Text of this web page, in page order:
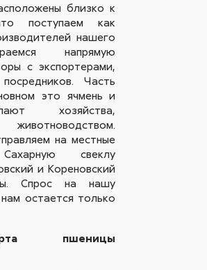
близко к
поступаем как
нашего
напрямую
с экспортерами,
Часть
это ячмень и
хозяйства,
на местные
свеклу
и Кореновский
Спрос на нашу
остается только
пшеницы